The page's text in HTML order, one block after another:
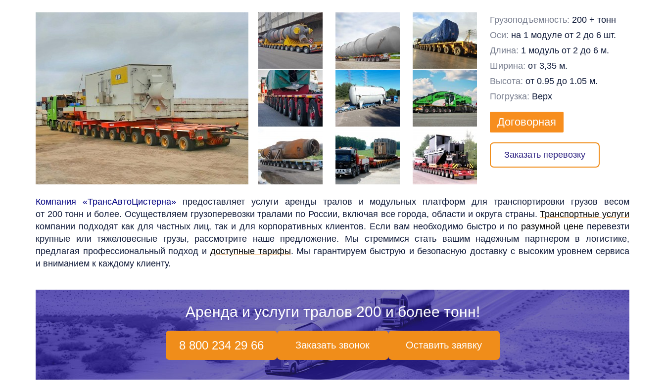
Грузоподъемность: 200 + тонн
Оси: на 1 модуле от 2 до 6 шт.
Длина: 1 модуль от 2 до 6 м.
Ширина: от 3,35 м.
Высота: от 0.95 до 1.05 м.
Погрузка: Верх
Договорная
Заказать перевозку
Компания «ТрансАвтоЦистерна»предоставляет услуги аренды тралов и модульных платформ для транспортировки грузов весом
от 200 тонн и более. Осуществляем грузоперевозки тралами по России, включая все города, области и округа страны.Транспортные услуги
компании подходят как для частных лиц, так и для корпоративных клиентов. Если вам необходимо быстро и по разумной цене перевезти
крупные или тяжеловесные грузы, рассмотрите наше предложение. Мы стремимся стать вашим надежным партнером в логистике,
предлагая профессиональный подход и доступные тарифы. Мы гарантируем быструю и безопасную доставку с высоким уровнем сервиса
и вниманием к каждому клиенту.
Аренда и услуги тралов 200 и более тонн!
8 800 234 29 66 Заказать звонок Оставить заявку